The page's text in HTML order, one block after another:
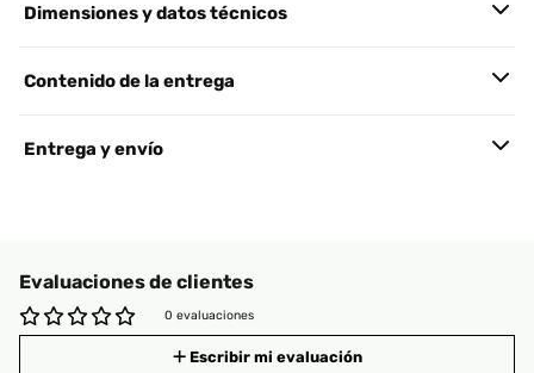
Dimensiones y datos técnicos
Contenido de la entrega
Entrega y envío
Evaluaciones de clientes
0 evaluaciones
Escribir mi evaluación